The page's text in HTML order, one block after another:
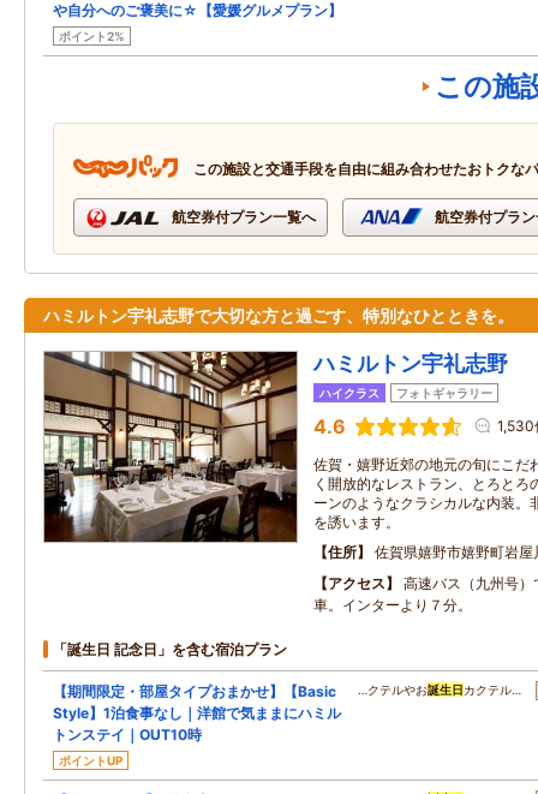
や自分へのご褒美に☆【愛媛グルメプラン】
ポイント2%
この施
この施設と交通手段を自由に組み合わせたおトクな
航空券付プラン一覧へ 航空券付プラ
ハミルトン宇礼志野で大切な方と過ごす、特別なひとときを。
ハミルトン宇礼志野
ハイクラス フォトギャラリー
4.6 1,530
佐賀・嬉野近郊の地元の旬にこだ
く開放的なレストラン、とろとろ
ーンのようなクラシカルな内装。
を誘います。
住所
佐賀県嬉野市嬉野町岩
アクセス
高速バス（九州号
車。インターより７分。
「誕生日 記念日」を含む宿泊プラン
【期間限定・部屋タイプおまかせ】【Basic
Style】1泊食事なし｜洋館で気ままにハミル
トンステイ｜OUT10時
ポイントUP
…クテルやお誕生日 カクテル…